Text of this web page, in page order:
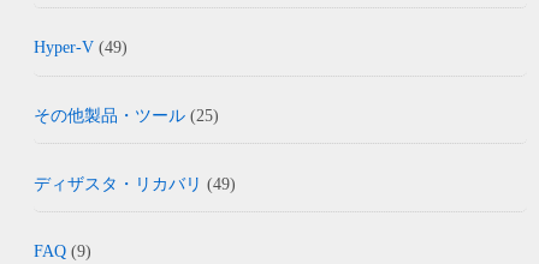
Hyper-V (49)
その他製品・ツール (25)
ディザスタ・リカバリ (49)
FAQ (9)